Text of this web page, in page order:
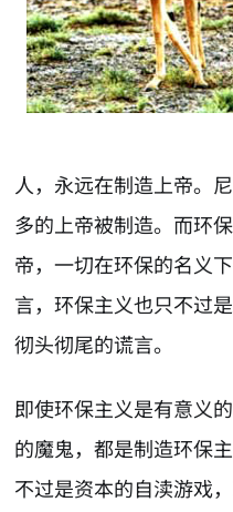
人，永远在制造上帝。
多的上帝被制造。而环
帝，一切在环保的名义
言，环保主义也只不过
彻头彻尾的谎言。
即使环保主义是有意义
的魔鬼，都是制造环保
不过是资本的自渎游戏